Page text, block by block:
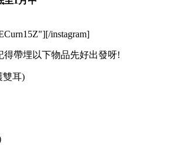
instagram]
得帶埋以下物品先好出發呀!
雙耳)